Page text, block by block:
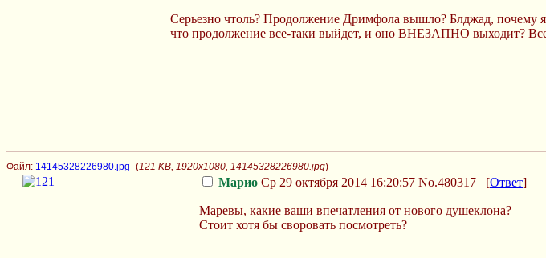
Серьезно чтоль? Продолжение Дримфола вышло? Блджад, почему
что продолжение все-таки выйдет, и оно ВНЕЗАПНО выходит?
Файл: 14145328226980.jpg -(121 KB, 1920x1080, 14145328226980.jpg)
Марио Ср 29 октября 2014 16:20:57 No.480317 [Ответ]
Маревы, какие ваши впечатления от нового душеклона?
Стоит хотя бы своровать посмотреть?